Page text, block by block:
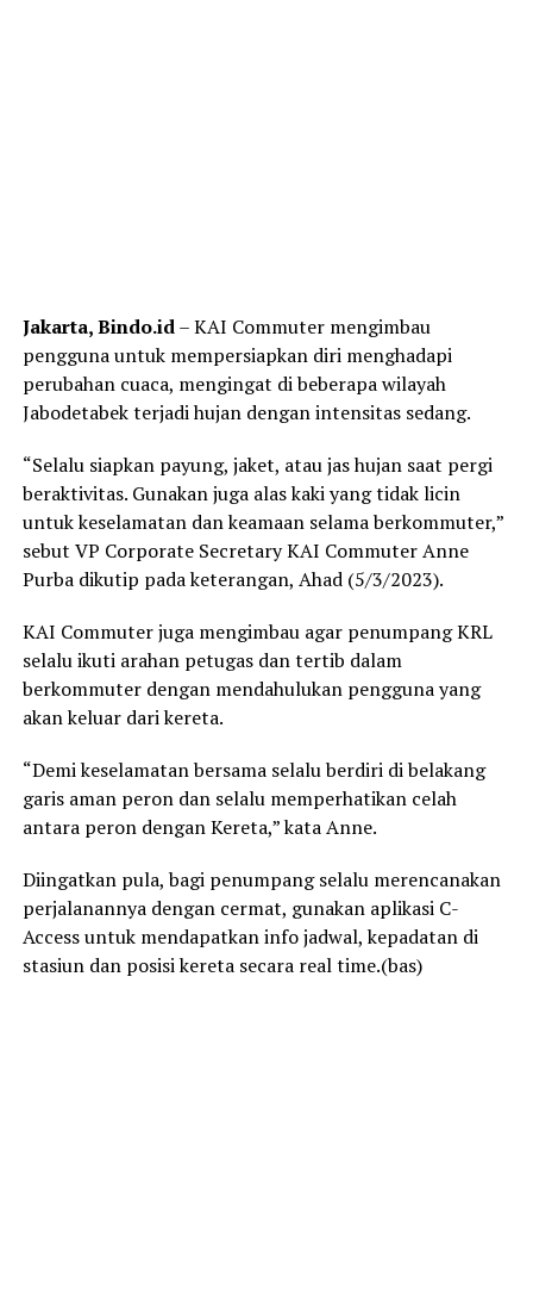
Jakarta, Bindo.id– KAI Commuter mengimbau
pengguna untuk mempersiapkan diri menghadapi
perubahan cuaca, mengingat di beberapa wilayah
Jabodetabek terjadi hujan dengan intensitas sedang.
“Selalu siapkan payung, jaket, atau jas hujan saat pergi
beraktivitas. Gunakan juga alas kaki yang tidak licin
untuk keselamatan dan keamaan selama berkommuter,”
sebut VP Corporate Secretary KAI Commuter Anne
Purba dikutip pada keterangan, Ahad (5/3/2023).
KAI Commuter juga mengimbau agar penumpang KRL
selalu ikuti arahan petugas dan tertib dalam
berkommuter dengan mendahulukan pengguna yang
akan keluar dari kereta.
“Demi keselamatan bersama selalu berdiri di belakang
garis aman peron dan selalu memperhatikan celah
antara peron dengan Kereta,” kata Anne.
Diingatkan pula, bagi penumpang selalu merencanakan
perjalanannya dengan cermat, gunakan aplikasi C-
Access untuk mendapatkan info jadwal, kepadatan di
stasiun dan posisi kereta secara real time.(bas)